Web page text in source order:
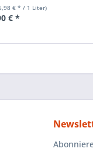
€ * / 1 Liter)
€ *